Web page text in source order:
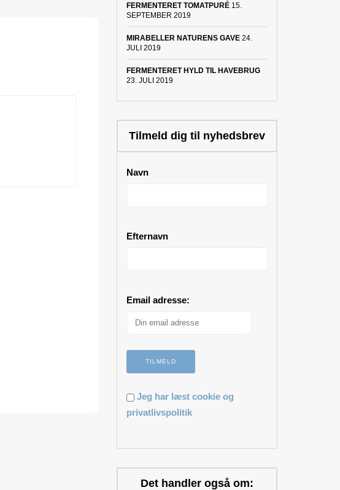
FERMENTERET TOMATPURÉ 15.
SEPTEMBER 2019
MIRABELLER NATURENS GAVE 24.
JULI 2019
FERMENTERET HYLD TIL HAVEBRUG
23. JULI 2019
Tilmeld dig til nyhedsbrev
Navn
Efternavn
Email adresse:
Jeg har læst cookie og
privatlivspolitik
Det handler også om: